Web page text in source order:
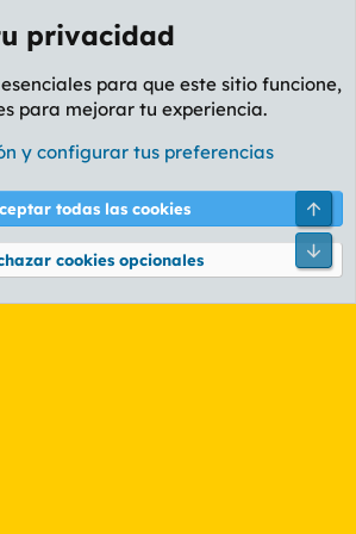
AMARILLO
y reglas Política de privacidad Ayuda
® © 2010-2026 XenForo Ltd.
privacidad
esenciales para que este sitio funcione,
para mejorar tu experiencia.
y configurar tus preferencias
todas las cookies
cookies opcionales
Pie